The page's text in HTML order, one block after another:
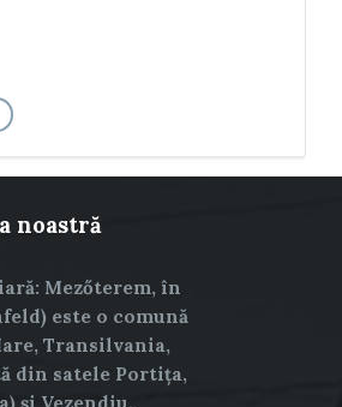
noastră
Mezőterem, în
este o comună
Transilvania,
din satele Portița,